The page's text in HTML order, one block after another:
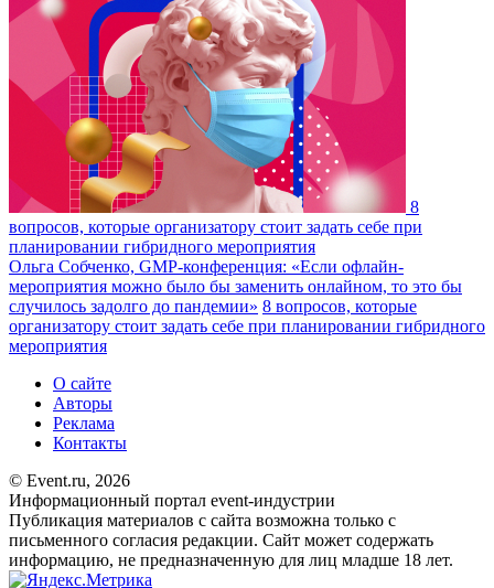
8
вопросов, которые организатору стоит задать себе при
планировании гибридного мероприятия
Ольга Собченко, GMP-конференция: «Если офлайн-
мероприятия можно было бы заменить онлайном, то это бы
случилось задолго до пандемии» 8 вопросов, которые
организатору стоит задать себе при планировании гибридного
мероприятия
О сайте
Авторы
Реклама
Контакты
© Event.ru, 2026
Информационный портал event-индустрии
Публикация материалов с сайта возможна только с
письменного согласия редакции. Сайт может содержать
информацию, не предназначенную для лиц младше 18 лет.